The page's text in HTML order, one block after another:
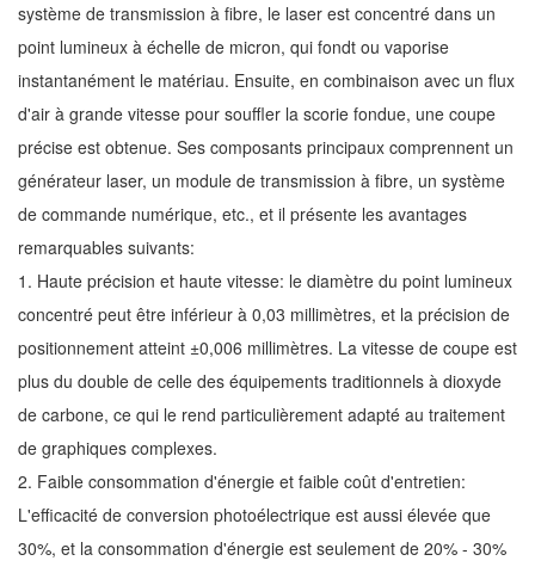
système de transmission à fibre, le laser est concentré dans un
point lumineux à échelle de micron, qui fondt ou vaporise
instantanément le matériau. Ensuite, en combinaison avec un flux
d'air à grande vitesse pour souffler la scorie fondue, une coupe
précise est obtenue. Ses composants principaux comprennent un
générateur laser, un module de transmission à fibre, un système
de commande numérique, etc., et il présente les avantages
remarquables suivants:
1. Haute précision et haute vitesse: le diamètre du point lumineux
concentré peut être inférieur à 0,03 millimètres, et la précision de
positionnement atteint ±0,006 millimètres. La vitesse de coupe est
plus du double de celle des équipements traditionnels à dioxyde
de carbone, ce qui le rend particulièrement adapté au traitement
de graphiques complexes.
2. Faible consommation d'énergie et faible coût d'entretien:
L'efficacité de conversion photoélectrique est aussi élevée que
30%, et la consommation d'énergie est seulement de 20% - 30%